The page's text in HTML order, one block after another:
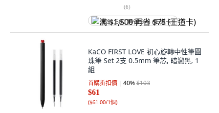
(6)
满 $1,500 再省 $75 (王道卡)
KaCO FIRST LOVE 初心旋轉中性筆圓
珠筆 Set 2支 0.5mm 筆芯, 暗戀黑, 1
組
首購折扣價 40%$103
$61
($61.00/1個)